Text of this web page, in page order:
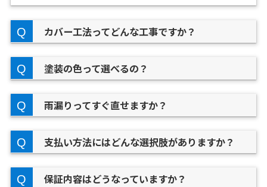
カバー工法ってどんな工事ですか？
塗装の色って選べるの？
雨漏りってすぐ直せますか？
支払い方法にはどんな選択肢がありますか？
保証内容はどうなっていますか？